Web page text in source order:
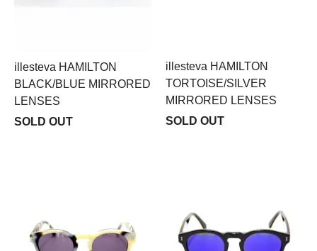
illesteva HAMILTON
BLACK/BLUE MIRRORED
LENSES
SOLD OUT
illesteva HAMILTON
TORTOISE/SILVER
MIRRORED LENSES
SOLD OUT